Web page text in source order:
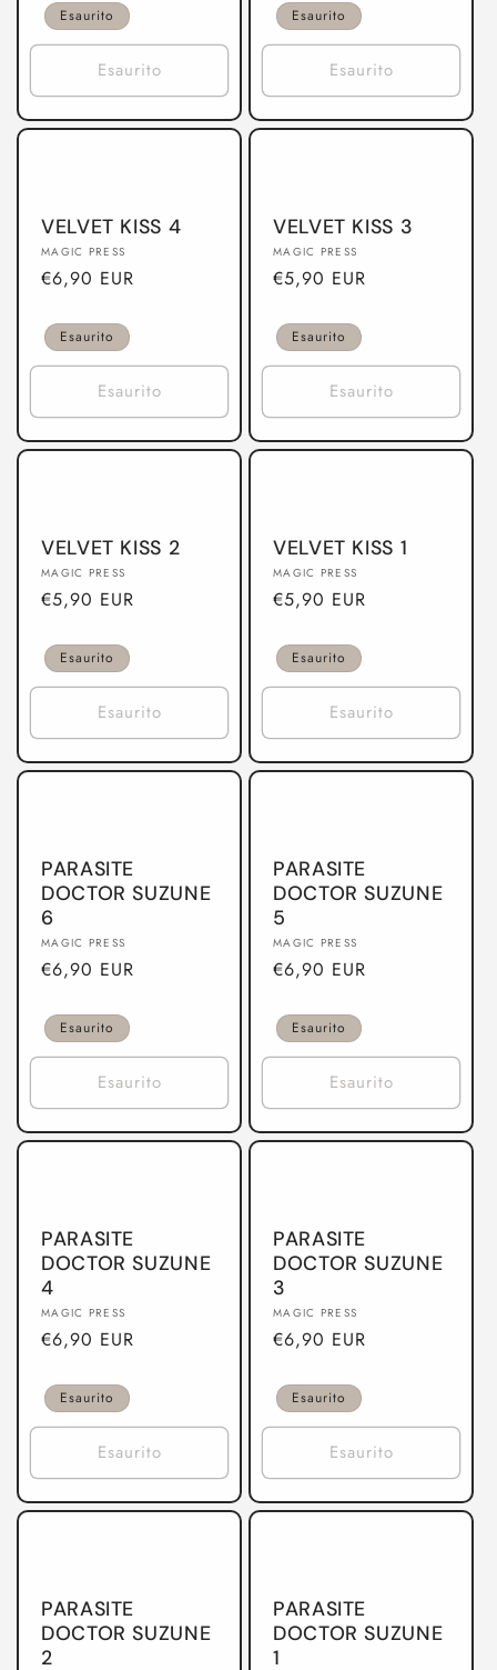
listino
Esaurito
Esaurito listino
Esaurito
Esaurito
VELVET KISS 4
Produttore:
MAGIC PRESS
Prezzo
listino
€6,90 EUR
Esaurito
Esaurito
VELVET KISS 3
Produttore:
MAGIC PRESS
Prezzo
listino
€5,90 EUR
Esaurito
Esaurito
VELVET KISS 2
Produttore:
MAGIC PRESS
Prezzo
listino
€5,90 EUR
Esaurito
Esaurito
VELVET KISS 1
Produttore:
MAGIC PRESS
Prezzo
listino
€5,90 EUR
Esaurito
Esaurito
PARASITE
DOCTOR SUZUNE
6
Produttore:
MAGIC PRESS
Prezzo
listino
€6,90 EUR
Esaurito
Esaurito
PARASITE
DOCTOR SUZUNE
5
Produttore:
MAGIC PRESS
Prezzo
listino
€6,90 EUR
Esaurito
Esaurito
PARASITE
DOCTOR SUZUNE
4
Produttore:
MAGIC PRESS
Prezzo
listino
€6,90 EUR
Esaurito
Esaurito
PARASITE
DOCTOR SUZUNE
3
Produttore:
MAGIC PRESS
Prezzo
listino
€6,90 EUR
Esaurito
Esaurito
PARASITE
DOCTOR SUZUNE
2
PARASITE
DOCTOR SUZUNE
1